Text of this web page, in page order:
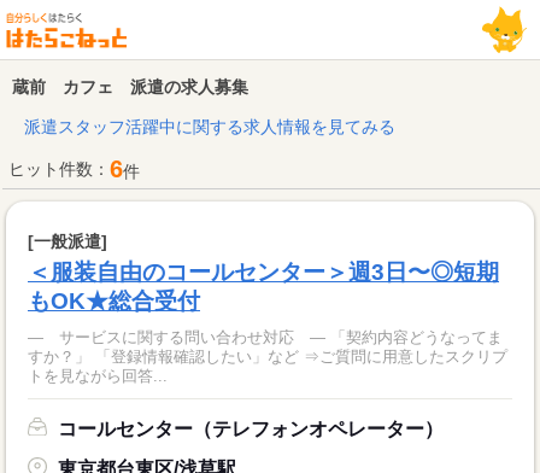
蔵前 カフェ 派遣の求人募集
派遣スタッフ活躍中に関する求人情報を見てみる
ヒット件数： 6件
[一般派遣]
＜服装自由のコールセンター＞週3日〜◎短期
もOK★総合受付
― サービスに関する問い合わせ対応 ― 「契約内容どうなってま
すか？」 「登録情報確認したい」など ⇒ご質問に用意したスクリプ
トを見ながら回答...
コールセンター（テレフォンオペレーター）
東京都台東区/浅草駅